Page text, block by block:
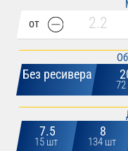
от
Без ресивера
7.5
15 шт
8
134 шт